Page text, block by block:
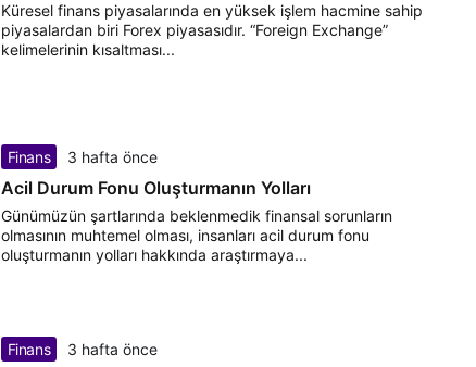
Küresel finans piyasalarında en yüksek işlem hacmine sahip
piyasalardan biri Forex piyasasıdır. “Foreign Exchange”
kelimelerinin kısaltması...
Finans 3 hafta önce
Acil Durum Fonu Oluşturmanın Yolları
Günümüzün şartlarında beklenmedik finansal sorunların
olmasının muhtemel olması, insanları acil durum fonu
oluşturmanın yolları hakkında araştırmaya...
Finans 3 hafta önce